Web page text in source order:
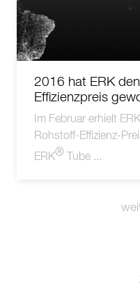
2016 hat ERK
Effizienzpreis
Im Februar erhielt
Rohstoff-Effizienz-
ERK® Tube ...